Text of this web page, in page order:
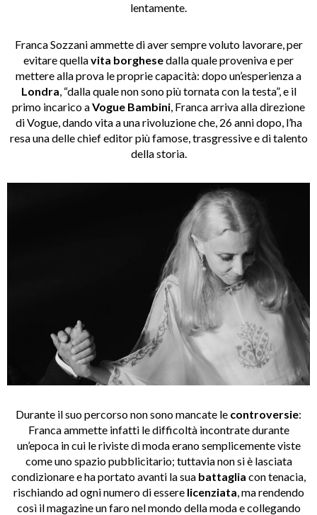
lentamente.
Franca Sozzani ammette di aver sempre voluto lavorare, per
evitare quellavita borghesedalla quale proveniva e per
mettere alla prova le proprie capacità: dopo un’esperienza a
Londra, “dalla quale non sono più tornata con la testa”, e il
primo incarico aVogue Bambini, Franca arriva alla direzione
di Vogue, dando vita a una rivoluzione che, 26 anni dopo, l’ha
resa una delle chief editor più famose, trasgressive e di talento
della storia.
Durante il suo percorso non sono mancate le controversie:
Franca ammette infatti le difficoltà incontrate durante
un’epoca in cui le riviste di moda erano semplicemente viste
come uno spazio pubblicitario; tuttavia non si è lasciata
condizionare e ha portato avanti la sua battaglia con tenacia,
rischiando ad ogni numero di essere licenziata , ma rendendo
così il magazine un faro nel mondo della moda e collegando